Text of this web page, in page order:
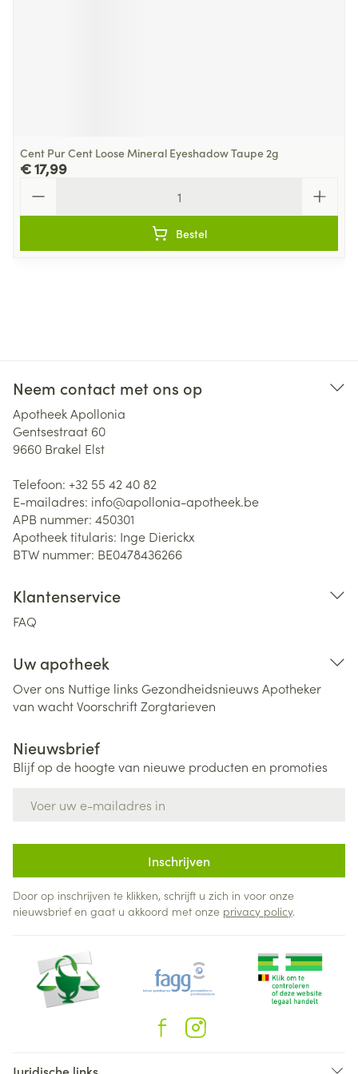
Cent Pur Cent Loose Mineral Eyeshadow Taupe 2g
€ 17,99
Bestel
Neem contact met ons op
Apotheek Apollonia
Gentsestraat 60
9660 Brakel Elst
Telefoon: +32 55 42 40 82
E-mailadres: info@apollonia-apotheek.be
APB nummer: 450301
Apotheek titularis: Inge Dierickx
BTW nummer: BE0478436266
Klantenservice
FAQ
Uw apotheek
Over ons Nuttige links Gezondheidsnieuws Apotheker
van wachtVoorschriftZorgtarieven
Nieuwsbrief
Blijf op de hoogte van nieuwe producten en promoties
Inschrijven
Door op inschrijven te klikken, schrijft u zich in voor onze
nieuwsbrief en gaat u akkoord met onze privacy policy.